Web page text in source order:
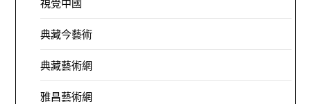
視覺中國
典藏今藝術
典藏藝術網
雅昌藝術網